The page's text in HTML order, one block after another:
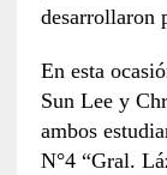
desarrollaron
En esta
Sun Lee y
ambos
N°4 “Gral.